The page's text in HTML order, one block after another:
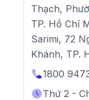
Thạch,
TP. Hồ Chí
Sarimi, 72
Khánh, TP.
1800
Thứ 2 -